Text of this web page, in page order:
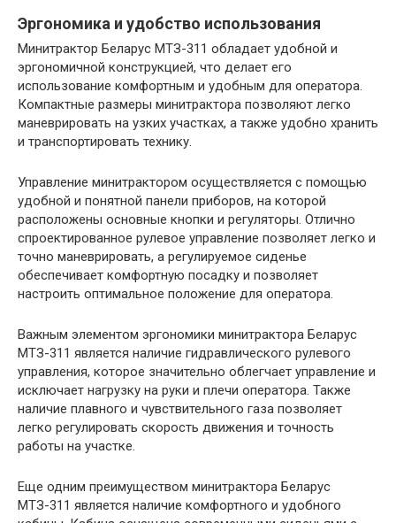
Эргономика и удобство использования
Минитрактор Беларус МТЗ-311 обладает удобной и
эргономичной конструкцией, что делает его
использование комфортным и удобным для оператора.
Компактные размеры минитрактора позволяют легко
маневрировать на узких участках, а также удобно хранить
и транспортировать технику.
Управление минитрактором осуществляется с помощью
удобной и понятной панели приборов, на которой
расположены основные кнопки и регуляторы. Отлично
спроектированное рулевое управление позволяет легко и
точно маневрировать, а регулируемое сиденье
обеспечивает комфортную посадку и позволяет
настроить оптимальное положение для оператора.
Важным элементом эргономики минитрактора Беларус
МТЗ-311 является наличие гидравлического рулевого
управления, которое значительно облегчает управление и
исключает нагрузку на руки и плечи оператора. Также
наличие плавного и чувствительного газа позволяет
легко регулировать скорость движения и точность
работы на участке.
Еще одним преимуществом минитрактора Беларус
МТЗ-311 является наличие комфортного и удобного